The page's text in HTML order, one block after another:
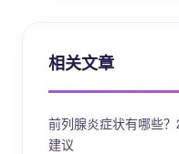
相关文章
前列腺炎症状有哪些
建议